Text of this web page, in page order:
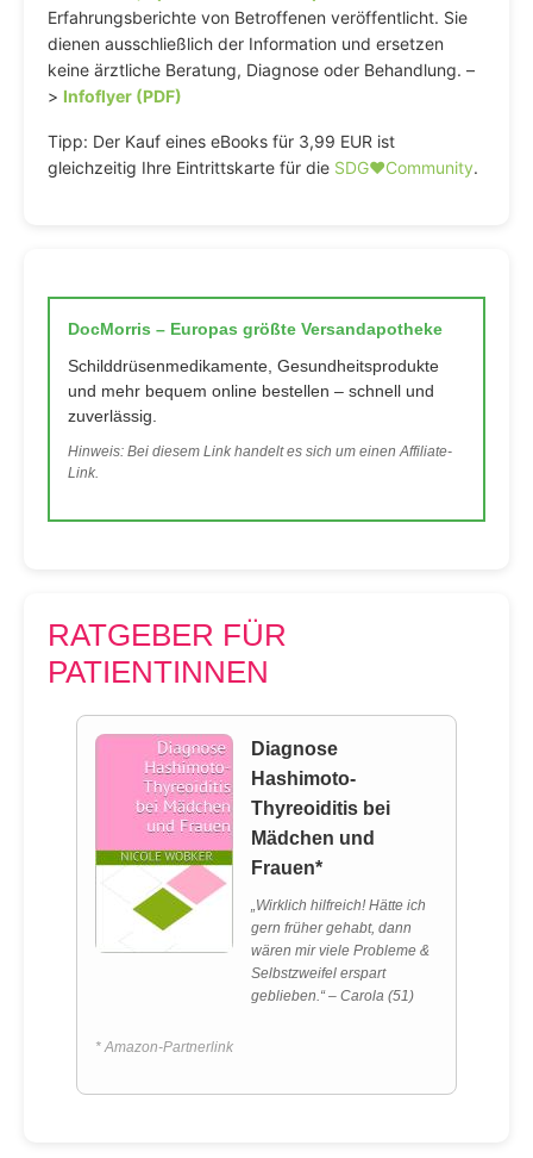
Erfahrungsberichte von Betroffenen veröffentlicht. Sie
dienen ausschließlich der Information und ersetzen
keine ärztliche Beratung, Diagnose oder Behandlung. –
> Infoflyer (PDF)
Tipp: Der Kauf eines eBooks für 3,99 EUR ist
gleichzeitig Ihre Eintrittskarte für die SDG♥️Community.
DocMorris – Europas größte Versandapotheke
Schilddrüsenmedikamente, Gesundheitsprodukte
und mehr bequem online bestellen – schnell und
zuverlässig.
Hinweis: Bei diesem Link handelt es sich um einen Affiliate-
Link.
RATGEBER FÜR
PATIENTINNEN
Diagnose
Hashimoto-
Thyreoiditis bei
Mädchen und
Frauen*
„Wirklich hilfreich! Hätte ich
gern früher gehabt, dann
wären mir viele Probleme &
Selbstzweifel erspart
geblieben.“ – Carola (51)
* Amazon-Partnerlink